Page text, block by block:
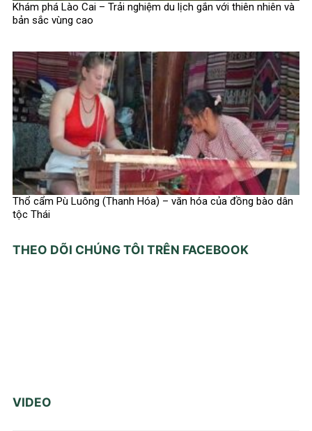
Khám phá Lào Cai – Trải nghiệm du lịch gắn với thiên nhiên và
bản sắc vùng cao
Thổ cẩm Pù Luông (Thanh Hóa) – văn hóa của đồng bào dân
tộc Thái
THEO DÕI CHÚNG TÔI TRÊN FACEBOOK
VIDEO